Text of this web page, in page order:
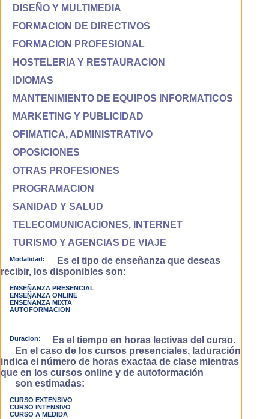
DISEÑO Y MULTIMEDIA
FORMACION DE DIRECTIVOS
FORMACION PROFESIONAL
HOSTELERIA Y RESTAURACION
IDIOMAS
MANTENIMIENTO DE EQUIPOS INFORMATICOS
MARKETING Y PUBLICIDAD
OFIMATICA, ADMINISTRATIVO
OPOSICIONES
OTRAS PROFESIONES
PROGRAMACION
SANIDAD Y SALUD
TELECOMUNICACIONES, INTERNET
TURISMO Y AGENCIAS DE VIAJE
Modalidad:
Es el tipo de enseñanza que deseas
recibir, los disponibles son:
ENSEÑANZA PRESENCIAL
ENSEÑANZA ONLINE
ENSEÑANZA MIXTA
AUTOFORMACION
Duracion:
Es el tiempo en horas lectivas del curso.
En el caso de los cursos presenciales, laduración
indica el número de horas exactaa de clase mientras
que en los cursos online y de autoformación
son estimadas:
CURSO EXTENSIVO
CURSO INTENSIVO
CURSO A MEDIDA